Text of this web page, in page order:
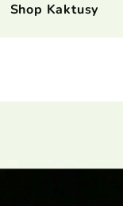
Shop Kaktusy